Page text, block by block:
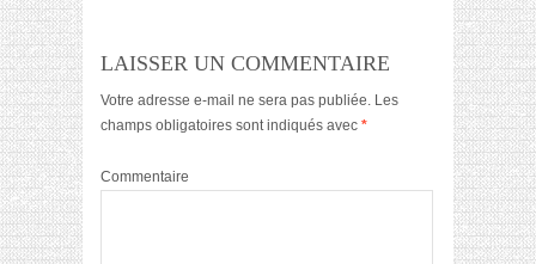
LAISSER UN COMMENTAIRE
Votre adresse e-mail ne sera pas publiée. Les
champs obligatoires sont indiqués avec *
Commentaire